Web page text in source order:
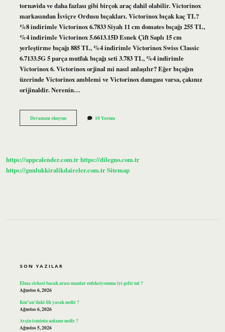
tornavida ve daha fazlası gibi birçok araç dahil olabilir. Victorinox
markasından İsviçre Ordusu bıçakları. Victorinox bıçak kaç TL?
%8 indirimle Victorinox 6.7833 Siyah 11 cm domates bıçağı 255 TL,
%4 indirimle Victorinox 5.6613.15D Esnek Çift Saplı 15 cm
yerleştirme bıçağı 885 TL, %4 indirimle Victorinox Swiss Classic
6.7133.5G 5 parça mutfak bıçağı seti 3.783 TL, %4 indirimle
Victorinox 6. Victorinox orjinal mi nasıl anlaşılır? Eğer bıçağın
üzerinde Victorinox amblemi ve Victorinox damgası varsa, çakınız
orijinaldir. Nerenin…
Devamını okuyunIsveç
Bıçağı
10 Yorum
https://appcalender.com.trhttps://dilegno.com.tr
https://gunlukkiralikdaireler.com.trSitemap
SON YAZILAR
Elma sirkesi bacak arası mantar enfeksiyonuna iyi gelir mi ?
Ağustos 6, 2026
Kur’an’daki ilk yasak nedir ?
Ağustos 6, 2026
Avşin isminin anlamı nedir ?
Ağustos 5, 2026